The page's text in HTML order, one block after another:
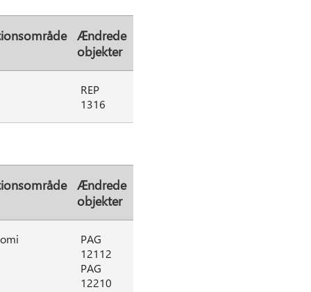
Ændrede
objekter
REP
1316
Ændrede
objekter
PAG
12112
PAG
12210